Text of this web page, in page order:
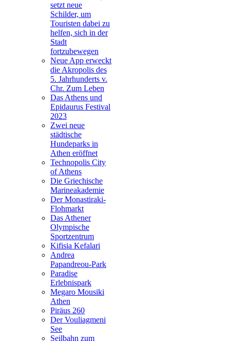
setzt neue
Schilder, um
Touristen dabei zu
helfen, sich in der
Stadt
fortzubewegen
Neue App erweckt
die Akropolis des
5. Jahrhunderts v.
Chr. Zum Leben
Das Athens und
Epidaurus Festival
2023
Zwei neue
städtische
Hundeparks in
Athen eröffnet
Technopolis City
of Athens
Die Griechische
Marineakademie
Der Monastiraki-
Flohmarkt
Das Athener
Olympische
Sportzentrum
Kifisia Kefalari
Andrea
Papandreou-Park
Paradise
Erlebnispark
Megaro Mousiki
Athen
Piräus 260
Der Vouliagmeni
See
Seilbahn zum